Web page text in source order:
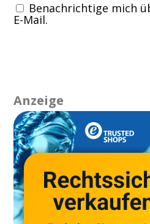
Benachrichtige mich
E-Mail.
Anzeige